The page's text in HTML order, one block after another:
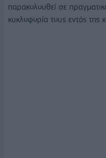
παρακολουθεί σε
κυκλοφορία τους εντός της